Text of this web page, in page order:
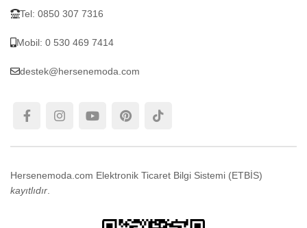
Tel: 0850 307 7316
Mobil: 0 530 469 7414
destek@hersenemoda.com
Hersenemoda.com Elektronik Ticaret Bilgi Sistemi (ETBİS)
kayıtlıdır.